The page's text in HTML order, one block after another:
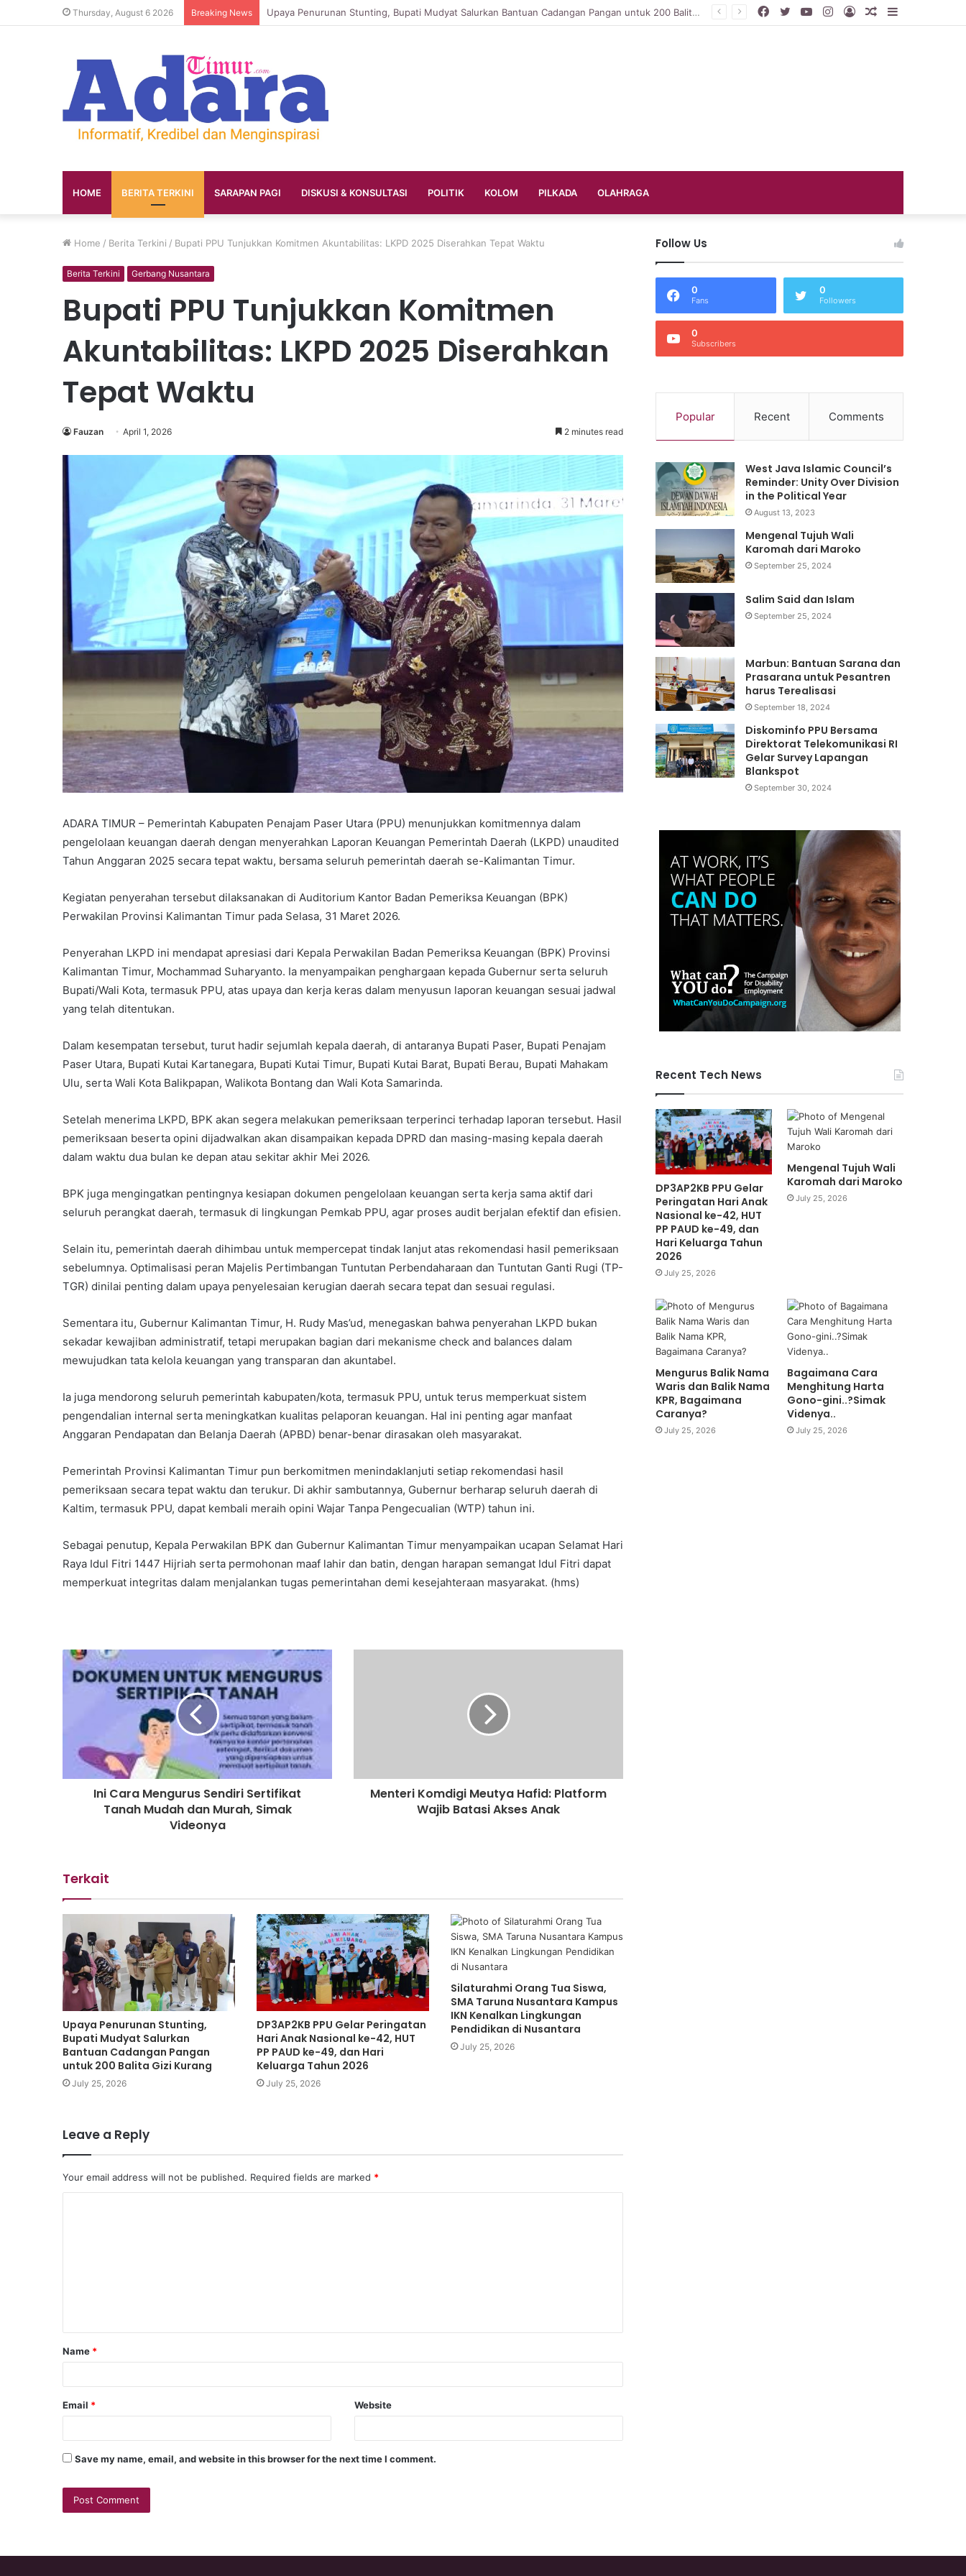
Thursday, August 6 2026 Breaking News DP3AP2KB PPU Gelar Peringatan Hari Anak Nasional ke-42, HUT PP PAUD ke-49, dan Hari Keluarga Tahun 2026
Random
Log
Instagram
YouTube
Twitter
Facebook
HOME BERITA TERKINI SARAPAN PAGI DISKUSI & KONSULTASI POLITIK KOLOM PILKADA OLAHRAGA
Home / Berita Terkini / Bupati PPU Tunjukkan Komitmen Akuntabilitas: LKPD 2025 Diserahkan Tepat Waktu
Berita Terkini Gerbang Nusantara
Bupati PPU Tunjukkan Komitmen
Akuntabilitas: LKPD 2025 Diserahkan
Tepat Waktu
Fauzan April 1, 2026 2 minutes read
ADARA TIMUR – Pemerintah Kabupaten Penajam Paser Utara (PPU) menunjukkan komitmennya dalam
pengelolaan keuangan daerah dengan menyerahkan Laporan Keuangan Pemerintah Daerah (LKPD) unaudited
Tahun Anggaran 2025 secara tepat waktu, bersama seluruh pemerintah daerah se-Kalimantan Timur.
Kegiatan penyerahan tersebut dilaksanakan di Auditorium Kantor Badan Pemeriksa Keuangan (BPK)
Perwakilan Provinsi Kalimantan Timur pada Selasa, 31 Maret 2026.
Penyerahan LKPD ini mendapat apresiasi dari Kepala Perwakilan Badan Pemeriksa Keuangan (BPK) Provinsi
Kalimantan Timur, Mochammad Suharyanto. Ia menyampaikan penghargaan kepada Gubernur serta seluruh
Bupati/Wali Kota, termasuk PPU, atas upaya dan kerja keras dalam menyusun laporan keuangan sesuai jadwal
yang telah ditentukan.
Dalam kesempatan tersebut, turut hadir sejumlah kepala daerah, di antaranya Bupati Paser, Bupati Penajam
Paser Utara, Bupati Kutai Kartanegara, Bupati Kutai Timur, Bupati Kutai Barat, Bupati Berau, Bupati Mahakam
Ulu, serta Wali Kota Balikpapan, Walikota Bontang dan Wali Kota Samarinda.
Setelah menerima LKPD, BPK akan segera melakukan pemeriksaan terperinci terhadap laporan tersebut. Hasil
pemeriksaan beserta opini dijadwalkan akan disampaikan kepada DPRD dan masing-masing kepala daerah
dalam waktu dua bulan ke depan atau sekitar akhir Mei 2026.
BPK juga mengingatkan pentingnya kesiapan dokumen pengelolaan keuangan serta kerja sama aktif dari
seluruh perangkat daerah, termasuk di lingkungan Pemkab PPU, agar proses audit berjalan efektif dan efisien.
Selain itu, pemerintah daerah dihimbau untuk mempercepat tindak lanjut atas rekomendasi hasil pemeriksaan
sebelumnya. Optimalisasi peran Majelis Pertimbangan Tuntutan Perbendaharaan dan Tuntutan Ganti Rugi (TP-
TGR) dinilai penting dalam upaya penyelesaian kerugian daerah secara tepat dan sesuai regulasi.
Sementara itu, Gubernur Kalimantan Timur, H. Rudy Mas’ud, menegaskan bahwa penyerahan LKPD bukan
sekadar kewajiban administratif, tetapi merupakan bagian dari mekanisme check and balances dalam
mewujudkan tata kelola keuangan yang transparan dan akuntabel.
Ia juga mendorong seluruh pemerintah kabupaten/kota, termasuk PPU, untuk terus memperkuat sistem
pengendalian internal serta meningkatkan kualitas pelaporan keuangan. Hal ini penting agar manfaat
Anggaran Pendapatan dan Belanja Daerah (APBD) benar-benar dirasakan oleh masyarakat.
Pemerintah Provinsi Kalimantan Timur pun berkomitmen menindaklanjuti setiap rekomendasi hasil
pemeriksaan secara tepat waktu dan terukur. Di akhir sambutannya, Gubernur berharap seluruh daerah di
Kaltim, termasuk PPU, dapat kembali meraih opini Wajar Tanpa Pengecualian (WTP) tahun ini.
Sebagai penutup, Kepala Perwakilan BPK dan Gubernur Kalimantan Timur menyampaikan ucapan Selamat Hari
Raya Idul Fitri 1447 Hijriah serta permohonan maaf lahir dan batin, dengan harapan semangat Idul Fitri dapat
memperkuat integritas dalam menjalankan tugas pemerintahan demi kesejahteraan masyarakat. (hms)
Ini Cara Mengurus Sendiri Sertifikat
Tanah Mudah dan Murah, Simak
Videonya
Menteri Komdigi Meutya Hafid: Platform
Wajib Batasi Akses Anak
Terkait
Upaya Penurunan Stunting,
Bupati Mudyat Salurkan
Bantuan Cadangan Pangan
untuk 200 Balita Gizi Kurang
July 25, 2026
DP3AP2KB PPU Gelar Peringatan
Hari Anak Nasional ke-42, HUT
PP PAUD ke-49, dan Hari
Keluarga Tahun 2026
July 25, 2026
Silaturahmi Orang Tua Siswa,
SMA Taruna Nusantara Kampus
IKN Kenalkan Lingkungan
Pendidikan di Nusantara
July 25, 2026
Leave a Reply
Your email address will not be published. Required fields are marked *
Name *
Email * Website
Save my name, email, and website in this browser for the next time I comment.
Follow Us
0
Fans
0
Followers
0
Subscribers
Popular Recent Comments
West Java Islamic Council’s
Reminder: Unity Over Division
in the Political Year
August 13, 2023
Mengenal Tujuh Wali
Karomah dari Maroko
September 25, 2024
Salim Said dan Islam
September 25, 2024
Marbun: Bantuan Sarana dan
Prasarana untuk Pesantren
harus Terealisasi
September 18, 2024
Diskominfo PPU Bersama
Direktorat Telekomunikasi RI
Gelar Survey Lapangan
Blankspot
September 30, 2024
Recent Tech News
DP3AP2KB PPU Gelar
Peringatan Hari Anak
Nasional ke-42, HUT
PP PAUD ke-49, dan
Hari Keluarga Tahun
2026
July 25, 2026
Mengenal Tujuh Wali
Karomah dari Maroko
July 25, 2026
Mengurus Balik Nama
Waris dan Balik Nama
KPR, Bagaimana
Caranya?
July 25, 2026
Bagaimana Cara
Menghitung Harta
Gono-gini..?Simak
Videnya..
July 25, 2026